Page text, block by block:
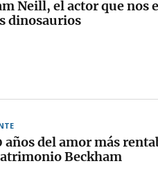
Neill, el actor que nos
dinosaurios
años del amor más
Beckham